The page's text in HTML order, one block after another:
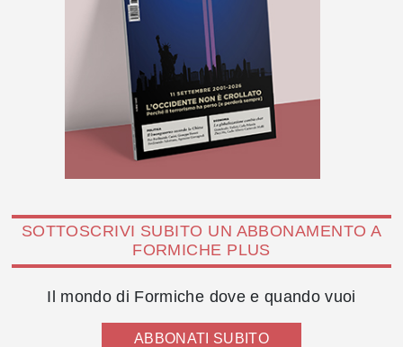
SOTTOSCRIVI SUBITO UN ABBONAMENTO A
FORMICHE PLUS
Il mondo di Formiche dove e quando vuoi
ABBONATI SUBITO